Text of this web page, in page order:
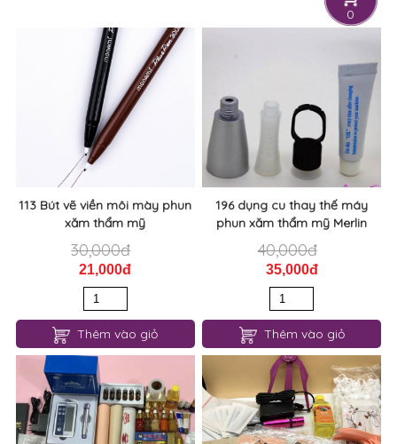
0
113 Bút vẽ viền môi mày phun
xăm thẩm mỹ
30,000đ
21,000đ
Thêm vào giỏ
196 dụng cu thay thế máy
phun xăm thẩm mỹ Merlin
40,000đ
35,000đ
Thêm vào giỏ